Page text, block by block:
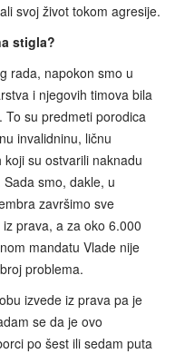
svoj život tokom agresije.
stigla?
rada, napokon smo u
i njegovih timova bila
su predmeti porodica
invalidninu, ličnu
su ostvarili naknadu
smo, dakle, u
završimo sve
prava, a za oko 6.000
mandatu Vlade nije
problema.
izvede iz prava pa je
se da je ovo
po šest ili sedam puta